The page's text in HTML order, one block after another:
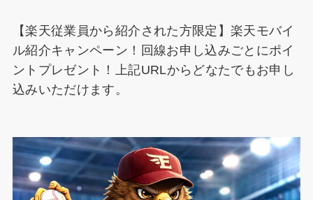
【楽天従業員から紹介された方限定】楽天モバイ
ル紹介キャンペーン！回線お申し込みごとにポイ
ントプレゼント！上記URLからどなたでもお申し
込みいただけます。